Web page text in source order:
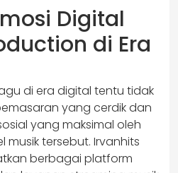
Digital
di Era
di era digital tentu tidak
yang cerdik dan
yang maksimal oleh
tersebut. Irvanhits
berbagai platform